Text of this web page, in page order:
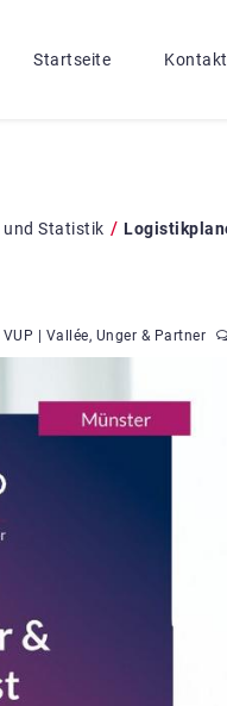
Startseite Kontakt
und Statistik /
| Vallée, Unger & Partner